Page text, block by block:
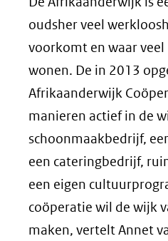
oudsher veel
voorkomt en waar
wonen. De in 2013
Afrikaanderwijk
manieren actief in de
schoonmaakbedrijf,
een cateringbedrijf,
een eigen
coöperatie wil de wijk
maken, vertelt Annet